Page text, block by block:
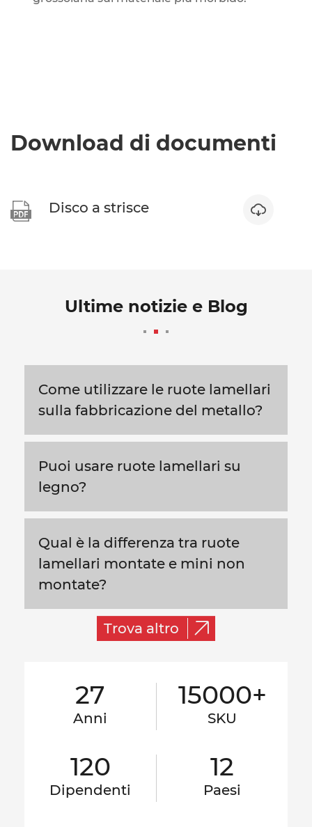
Download di documenti
 Disco a strisce 
Ultime notizie e Blog
Come utilizzare le ruote lamellari
sulla fabbricazione del metallo?
Puoi usare ruote lamellari su
legno?
27
Anni
15000+
SKU
120
Dipendenti
12
Paesi
Qual è la differenza tra ruote
lamellari montate e mini non
montate?
Trova altro